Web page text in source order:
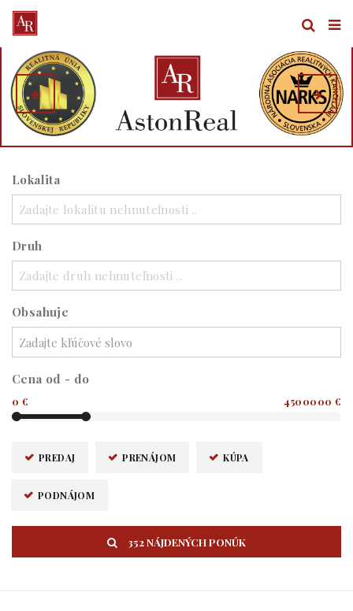
Lokalita
Zadajte lokalitu nehnuteľnosti ..
Druh
Zadajte druh nehnuteľnosti ..
Obsahuje
Cena od - do
0 € 4500000 €
PREDAJ PRENÁJOM KÚPA
PODNÁJOM
352 NÁJDENÝCH PONÚK